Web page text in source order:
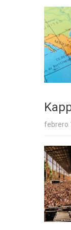
febrero